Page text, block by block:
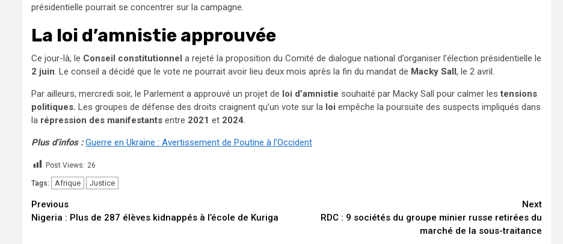
présidentielle pourrait se concentrer sur la campagne.
La loi d’amnistie approuvée
Ce jour-là, le Conseil constitutionnel a rejeté la proposition du Comité de dialogue national d’organiser l’élection présidentielle le
2 juin. Le conseil a décidé que le vote ne pourrait avoir lieu deux mois après la fin du mandat de Macky Sall, le 2 avril.
Par ailleurs, mercredi soir, le Parlement a approuvé un projet de loi d’amnistie souhaité par Macky Sall pour calmer lestensions
politiques. Les groupes de défense des droits craignent qu’un vote sur la loi empêche la poursuite des suspects impliqués dans
la répression des manifestants entre 2021 et 2024.
Plus d’infos :Guerre en Ukraine : Avertissement de Poutine à l’Occident
Post Views: 26
Tags: Afrique Justice
Continue
Reading
Previous
Nigeria : Plus de 287 élèves kidnappés à l’école de Kuriga
Next
RDC : 9 sociétés du groupe minier russe retirées du
marché de la sous-traitance